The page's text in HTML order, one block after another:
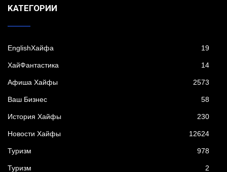
KАТЕГОРИИ
EnglishХайфа 19
XайФантастика 14
Афиша Хайфы 2573
Ваш Бизнес 58
История Хайфы 230
Новости Хайфы 12624
Туризм 978
Туризм 2